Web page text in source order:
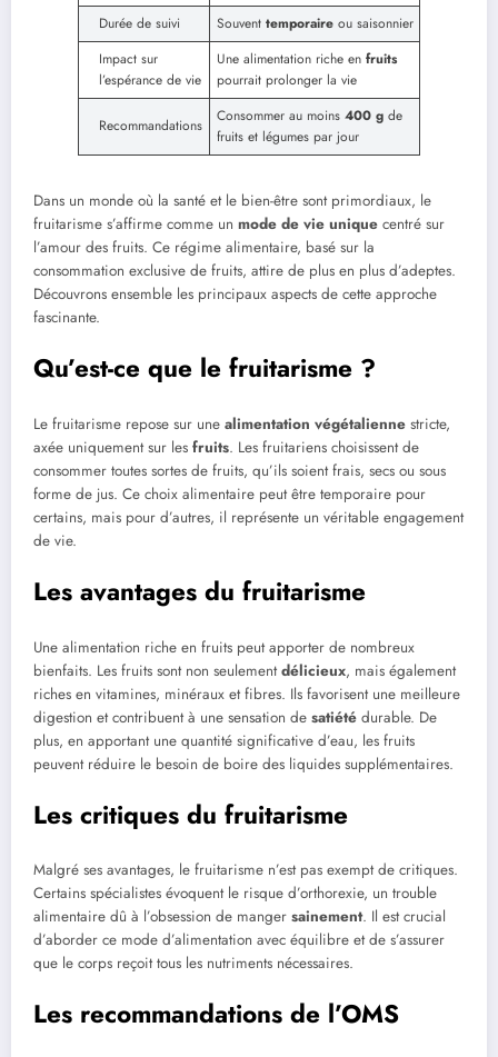
Durée de suivi
Souvent temporaire ou saisonnier
Impact sur
l’espérance de vie
Une alimentation riche en fruits
pourrait prolonger la vie
Recommandations Consommer au moins 400 g de
fruits et légumes par jour
Dans un monde où la santé et le bien-être sont primordiaux, le
fruitarisme s’affirme comme un mode de vie unique centré sur
l’amour des fruits. Ce régime alimentaire, basé sur la
consommation exclusive de fruits, attire de plus en plus d’adeptes.
Découvrons ensemble les principaux aspects de cette approche
fascinante.
Qu’est-ce que le fruitarisme ?
Le fruitarisme repose sur une alimentation végétalienne stricte,
axée uniquement sur les fruits. Les fruitariens choisissent de
consommer toutes sortes de fruits, qu’ils soient frais, secs ou sous
forme de jus. Ce choix alimentaire peut être temporaire pour
certains, mais pour d’autres, il représente un véritable engagement
de vie.
Les avantages du fruitarisme
Une alimentation riche en fruits peut apporter de nombreux
bienfaits. Les fruits sont non seulementdélicieux, mais également
riches en vitamines, minéraux et fibres. Ils favorisent une meilleure
digestion et contribuent à une sensation de satiété durable. De
plus, en apportant une quantité significative d’eau, les fruits
peuvent réduire le besoin de boire des liquides supplémentaires.
Les critiques du fruitarisme
Malgré ses avantages, le fruitarisme n’est pas exempt de critiques.
Certains spécialistes évoquent le risque d’orthorexie, un trouble
alimentaire dû à l’obsession de manger sainement. Il est crucial
d’aborder ce mode d’alimentation avec équilibre et de s’assurer
que le corps reçoit tous les nutriments nécessaires.
Les recommandations de l’OMS